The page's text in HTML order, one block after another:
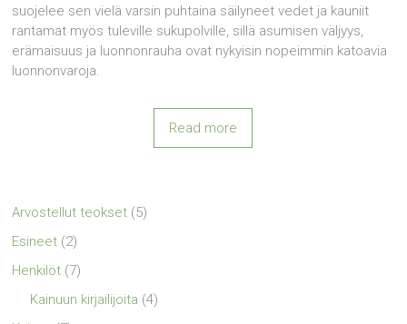
suojelee sen vielä varsin puhtaina säilyneet vedet ja kauniit
rantamat myös tuleville sukupolville, sillä asumisen väljyys,
erämaisuus ja luonnonrauha ovat nykyisin nopeimmin katoavia
luonnonvaroja.
Read more
Arvostellut teokset (5)
Esineet (2)
Henkilöt (7)
Kainuun kirjailijoita (4)